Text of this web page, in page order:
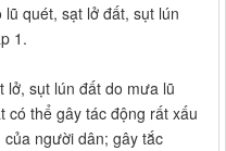
lũ quét, sạt lở đất, sụt lún
1.
lở, sụt lún đất do mưa lũ
có thể gây tác động rất xấu
người dân; gây tắc